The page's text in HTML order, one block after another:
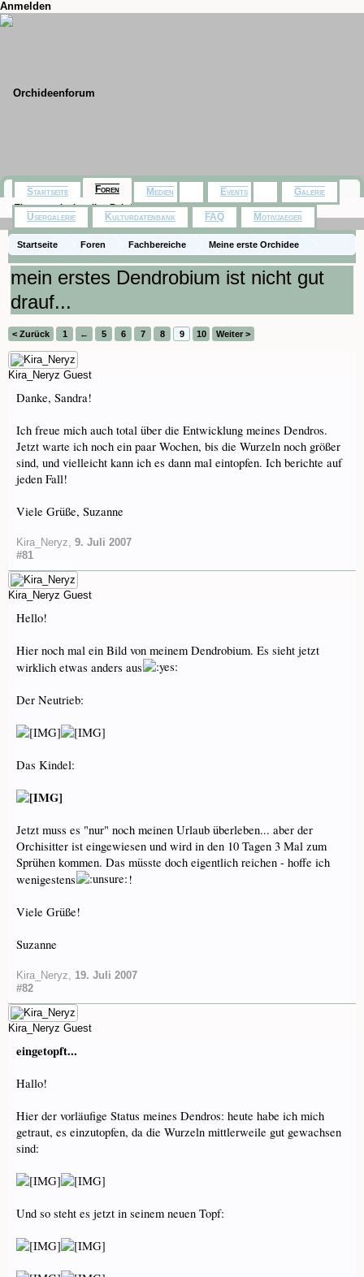
Anmelden
Startseite Foren Fachbereiche Meine erste Orchidee
mein erstes Dendrobium ist nicht gut
drauf...
< Zurück 1 ← 5 6 7 8 9 10 Weiter >
Kira_Neryz Guest
Danke, Sandra!
Ich freue mich auch total über die Entwicklung meines Dendros.
Jetzt warte ich noch ein paar Wochen, bis die Wurzeln noch größer
sind, und vielleicht kann ich es dann mal eintopfen. Ich berichte auf
jeden Fall!
Viele Grüße, Suzanne
Kira_Neryz, 9. Juli 2007
#81
Kira_Neryz Guest
Hello!
Hier noch mal ein Bild von meinem Dendrobium. Es sieht jetzt
wirklich etwas anders aus
Der Neutrieb:
Das Kindel:
Jetzt muss es "nur" noch meinen Urlaub überleben... aber der
Orchisitter ist eingewiesen und wird in den 10 Tagen 3 Mal zum
Sprühen kommen. Das müsste doch eigentlich reichen - hoffe ich
wenigestens
!
Viele Grüße!
Suzanne
Kira_Neryz, 19. Juli 2007
#82
Kira_Neryz Guest
eingetopft...
Hallo!
Hier der vorläufige Status meines Dendros: heute habe ich mich
getraut, es einzutopfen, da die Wurzeln mittlerweile gut gewachsen
sind:
Und so steht es jetzt in seinem neuen Topf:
Startseite Foren
Themen mit aktuellen Beiträgen
Medien Events Galerie
Usergalerie Kulturdatenbank FAQ Motivjaeger